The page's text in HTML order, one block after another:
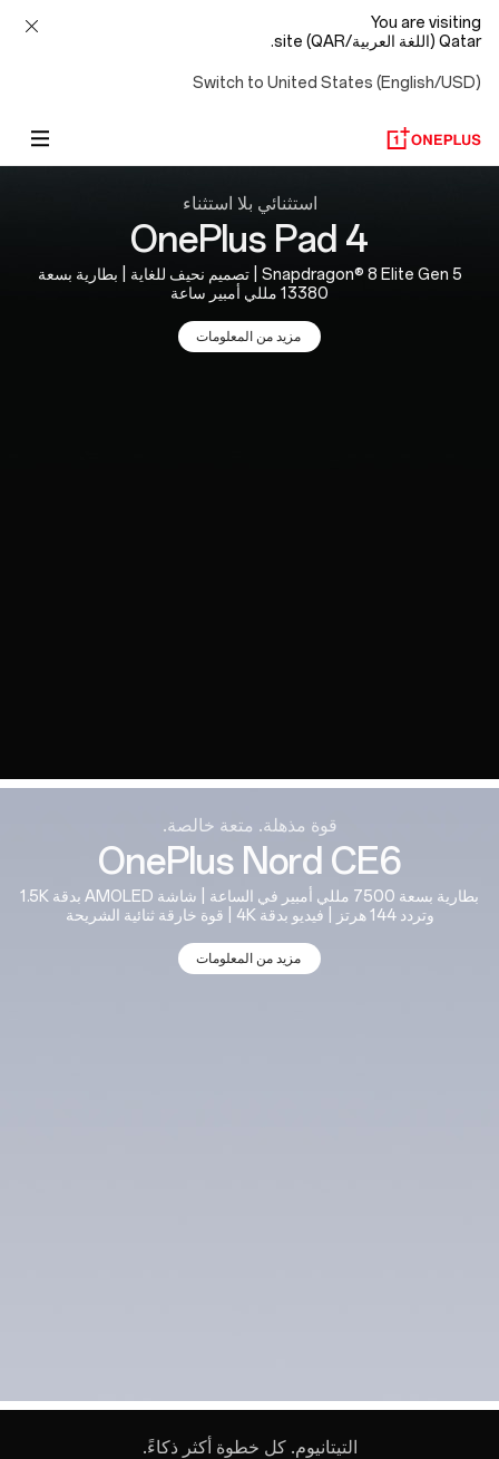
You are visiting
Qatar (اللغة العربية/QAR) site.
Switch to United States (English/USD)
Official
استثنائي بلا استثناء
OnePlus Pad 4
Snapdragon® 8 Elite Gen 5 | تصميم نحيف للغاية | بطارية بسعة
13380 مللي أمبير ساعة
مزيد من المعلومات
قوة مذهلة. متعة خالصة.
OnePlus Nord CE6
بطارية بسعة 7500 مللي أمبير في الساعة‬ | شاشة ‏‏‏AMOLED‏ بدقة 1.5K
وتردد 144 هرتز | فيديو بدقة 4K | قوة خارقة ثنائية الشريحة
مزيد من المعلومات
التيتانيوم. كل خطوة أكثر ذكاءً.